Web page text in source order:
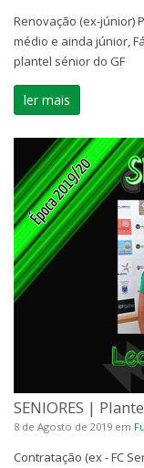
Renovação (ex-júnior)
médio e ainda júnior,
plantel sénior do GF
ler mais
SENIORES |
8 de Agosto de 2019 em
Contratação (ex - FC